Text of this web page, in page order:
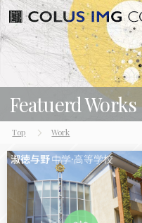
Featuerd Works
Top Work